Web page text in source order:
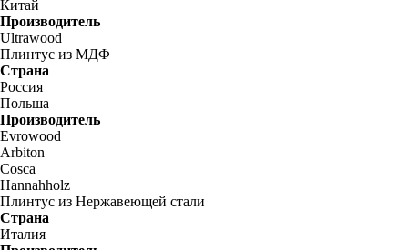
Китай
Производитель
Ultrawood
Плинтус из МДФ
Страна
Россия
Польша
Производитель
Evrowood
Arbiton
Cosca
Hannahholz
Плинтус из Нержавеющей стали
Страна
Италия